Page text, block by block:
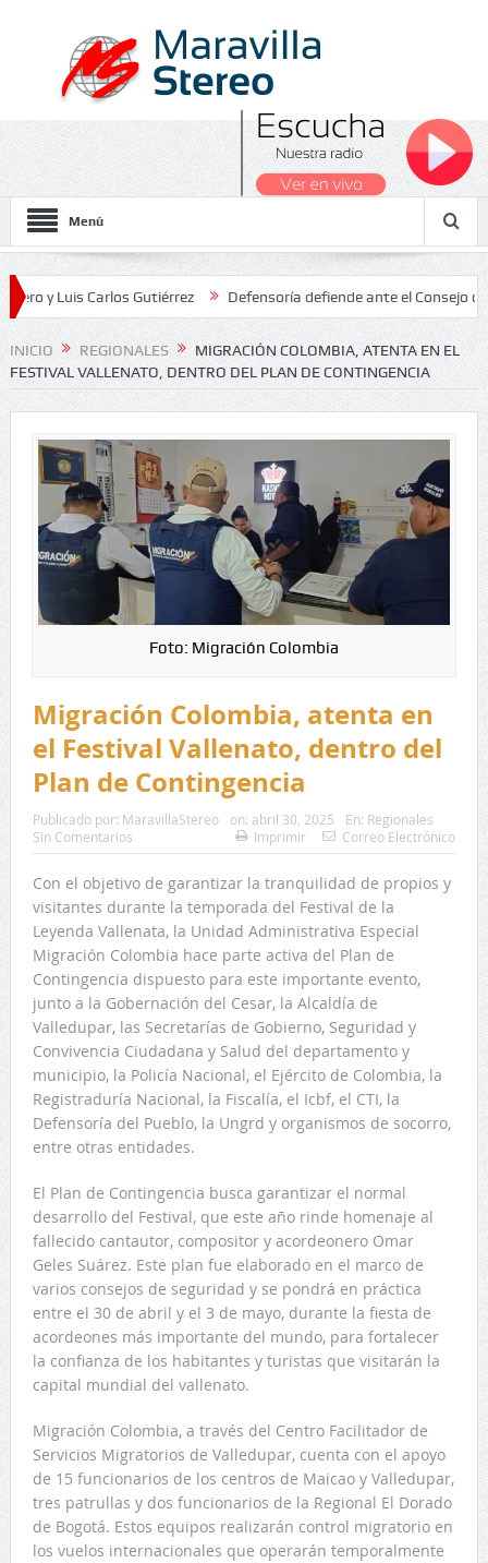
Menú
Carlos Gutiérrez Defensoría defiende ante el Consejo de
2026
INICIO REGIONALES
MIGRACIÓN COLOMBIA, ATENTA EN EL
FESTIVAL VALLENATO, DENTRO DEL PLAN DE CONTINGENCIA
Foto: Migración Colombia
Migración Colombia, atenta en
el Festival Vallenato, dentro del
Plan de Contingencia
Publicado por: MaravillaStereo on: abril 30, 2025 En: Regionales
Sin Comentarios
Imprimir Correo Electrónico
Con el objetivo de garantizar la tranquilidad de propios y
visitantes durante la temporada del Festival de la
Leyenda Vallenata, la Unidad Administrativa Especial
Migración Colombia hace parte activa del Plan de
Contingencia dispuesto para este importante evento,
junto a la Gobernación del Cesar, la Alcaldía de
Valledupar, las Secretarías de Gobierno, Seguridad y
Convivencia Ciudadana y Salud del departamento y
municipio, la Policía Nacional, el Ejército de Colombia, la
Registraduría Nacional, la Fiscalía, el Icbf, el CTI, la
Defensoría del Pueblo, la Ungrd y organismos de socorro,
entre otras entidades.
El Plan de Contingencia busca garantizar el normal
desarrollo del Festival, que este año rinde homenaje al
fallecido cantautor, compositor y acordeonero Omar
Geles Suárez. Este plan fue elaborado en el marco de
varios consejos de seguridad y se pondrá en práctica
entre el 30 de abril y el 3 de mayo, durante la fiesta de
acordeones más importante del mundo, para fortalecer
la confianza de los habitantes y turistas que visitarán la
capital mundial del vallenato.
Migración Colombia, a través del Centro Facilitador de
Servicios Migratorios de Valledupar, cuenta con el apoyo
de 15 funcionarios de los centros de Maicao y Valledupar,
tres patrullas y dos funcionarios de la Regional El Dorado
de Bogotá. Estos equipos realizarán control migratorio en
los vuelos internacionales que operarán temporalmente